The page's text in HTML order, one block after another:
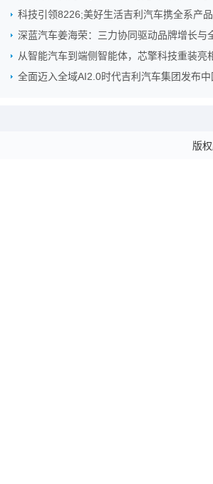
科技引领8226;美好生活吉利汽车携全系产
深蓝汽车姜海荣：三力协同驱动品牌增长与
从智能汽车到端侧智能体，芯擎科技重装亮
全面迈入全域AI2.0时代吉利汽车集团发布
版